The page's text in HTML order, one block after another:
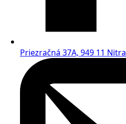
Priezračná 37A, 949 11 Nitra